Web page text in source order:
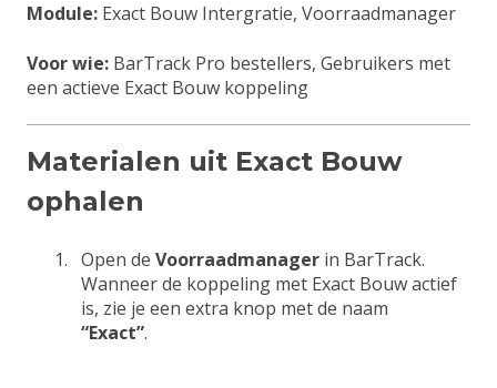
Module: Exact Bouw Intergratie, Voorraadmanager
Voor wie: BarTrack Pro bestellers, Gebruikers met
een actieve Exact Bouw koppeling
Materialen uit Exact Bouw
ophalen
Open de Voorraadmanager in BarTrack.
Wanneer de koppeling met Exact Bouw actief
is, zie je een extra knop met de naam
“Exact”.